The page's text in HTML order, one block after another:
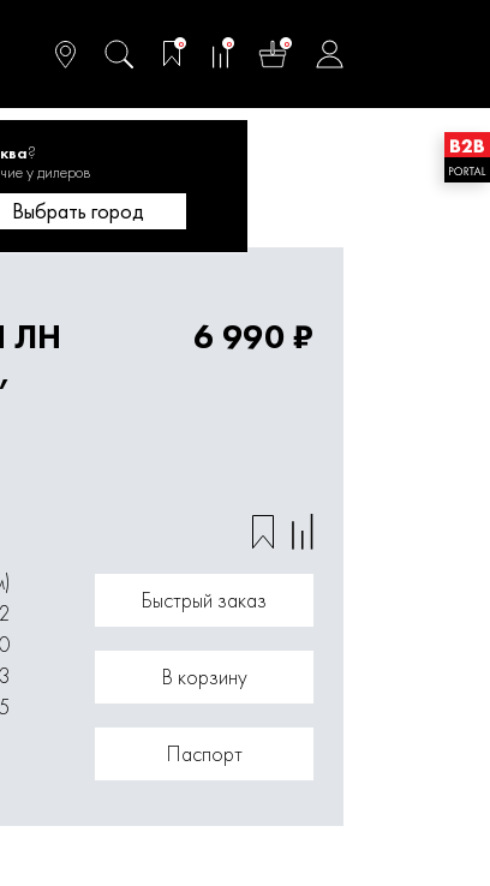
0 0 0
?
у дилеров
Выбрать город
аккум
ЛН
6 990 ₽
Быстрый заказ
В корзину
Паспорт